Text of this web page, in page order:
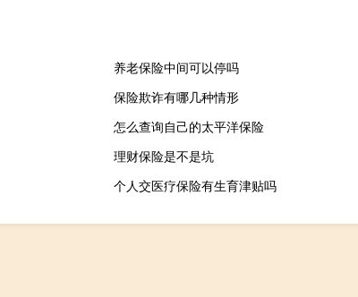
养老保险中间可以停吗
保险欺诈有哪几种情形
怎么查询自己的太平洋保险
理财保险是不是坑
个人交医疗保险有生育津贴吗